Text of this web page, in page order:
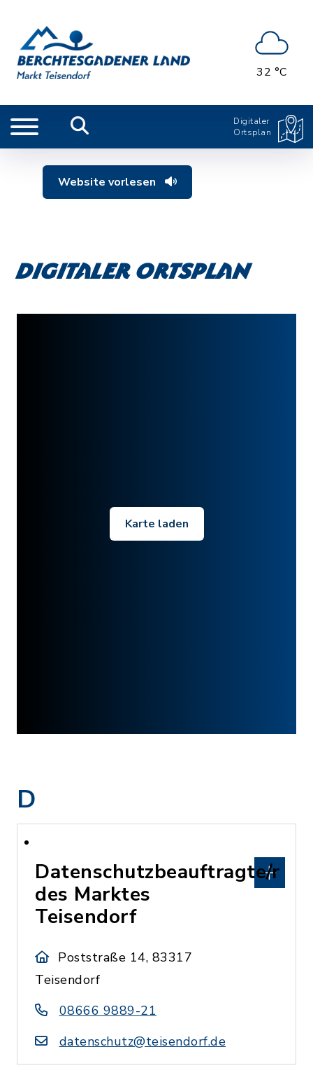
32 °C
Digitaler
Ortsplan
Website vorlesen
Digitaler Ortsplan
Karte laden
D
Datenschutzbeauftragte/r
des Marktes
Teisendorf
Poststraße 14, 83317
Teisendorf
08666 9889-21
datenschutz@teisendorf.de